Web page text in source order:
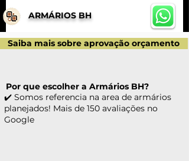
ARMÁRIOS BH
Saiba mais sobre aprovação orçamento
✔️ Somos referencia na area de armários
planejados! Mais de 150 avaliações no
Google
Por que escolher a Armários BH?